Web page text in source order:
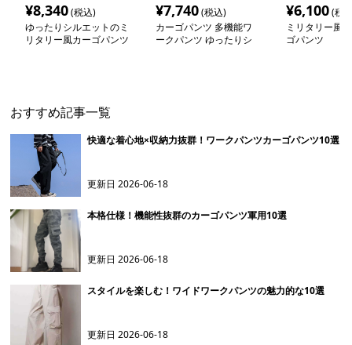
¥8,340(税込)
ゆったりシルエットのミ
リタリー風カーゴパンツ
¥7,740(税込)
カーゴパンツ 多機能ワ
ークパンツ ゆったりシ
¥6,100(税
ミリタリー風
ゴパンツ
おすすめ記事一覧
快適な着心地×収納力抜群！ワークパンツカーゴパンツ10選
更新日2026-06-18
本格仕様！機能性抜群のカーゴパンツ軍用10選
更新日2026-06-18
スタイルを楽しむ！ワイドワークパンツの魅力的な10選
更新日2026-06-18